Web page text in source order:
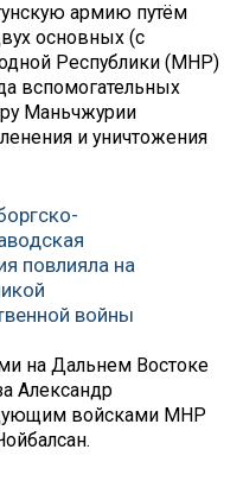
армию путём
основных (с
Республики (МНР)
вспомогательных
Маньчжурии
и уничтожения
повлияла на
войны
на Дальнем Востоке
Александр
войсками МНР